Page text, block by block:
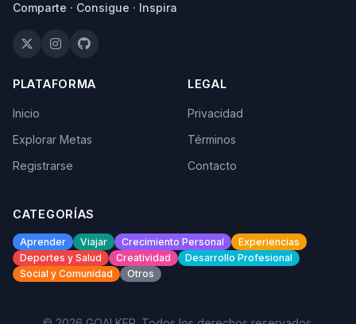
Comparte · Consigue · Inspira
PLATAFORMA
Inicio
Explorar Metas
Registrarse
LEGAL
Privacidad
Términos
Contacto
CATEGORÍAS
Aprender Viajar Crecimiento Personal
Experiencias
Deportes y Salud
Creatividad
Desarrollo Profesional
Social y Comunidad
Otros